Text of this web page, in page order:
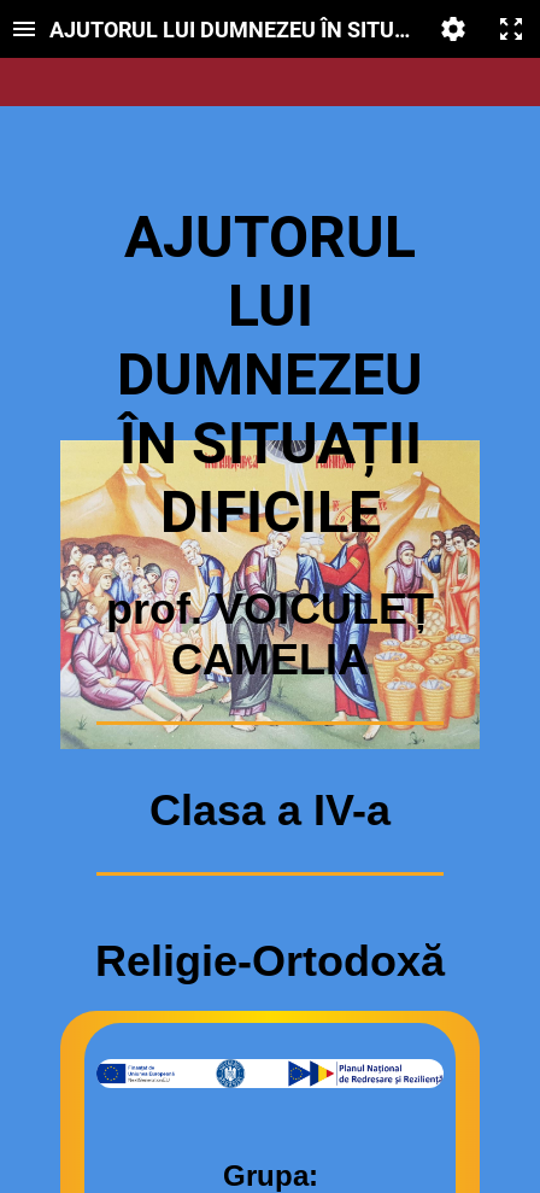
AJUTORUL LUI DUMNEZEU ÎN SITUAȚII DIFICILE
AJUTORUL
LUI
DUMNEZEU
ÎN SITUAȚII
DIFICILE
prof. VOICULEȚ
CAMELIA
Clasa a IV-a
Religie-Ortodoxă
Grupa: